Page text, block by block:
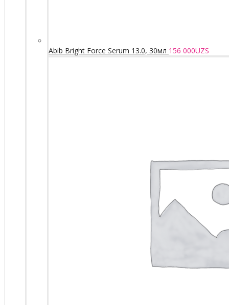
Abib Bright Force Serum 13.0, 30мл 156 000UZS